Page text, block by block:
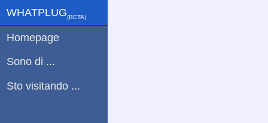
WHATPLUG(ΒETA)
Homepage
Sono di ...
Sto visitando ...